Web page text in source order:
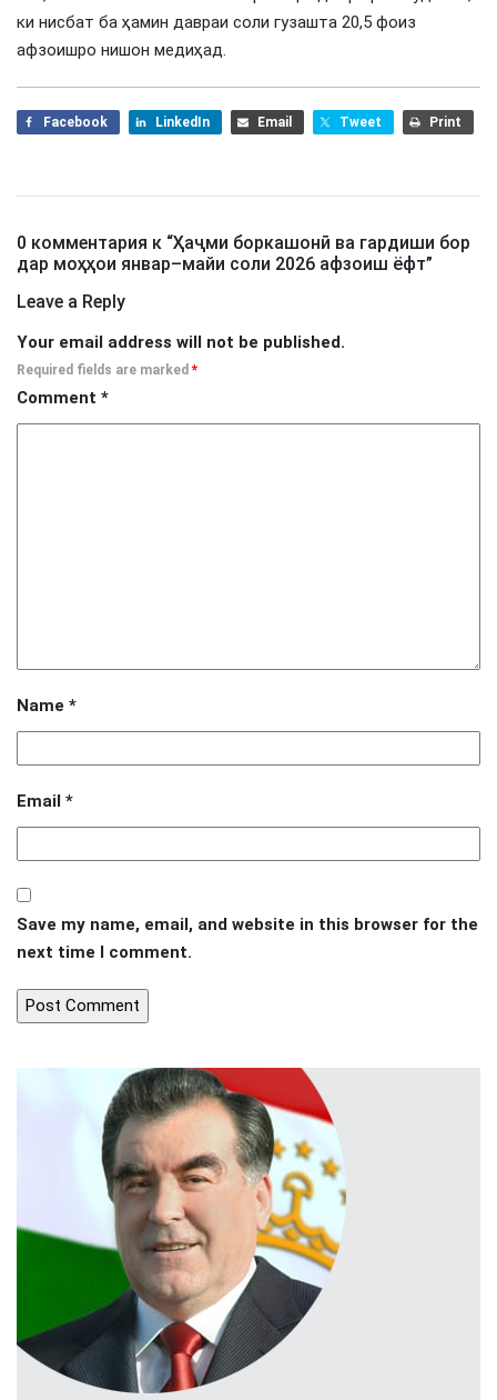
ки нисбат ба ҳамин давраи соли гузашта 20,5 фоиз
афзоишро нишон медиҳад.
Facebook LinkedIn Email Tweet Print
0 комментария к “Ҳаҷми боркашонӣ ва гардиши бор
дар моҳҳои январ–майи соли 2026 афзоиш ёфт”
Leave a Reply
Your email address will not be published.
Required fields are marked *
Comment *
Name *
Email *
Save my name, email, and website in this browser for the
next time I comment.